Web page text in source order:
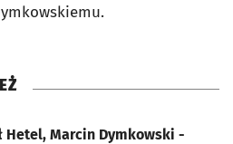
Hetel, Marcin Dymkowski -